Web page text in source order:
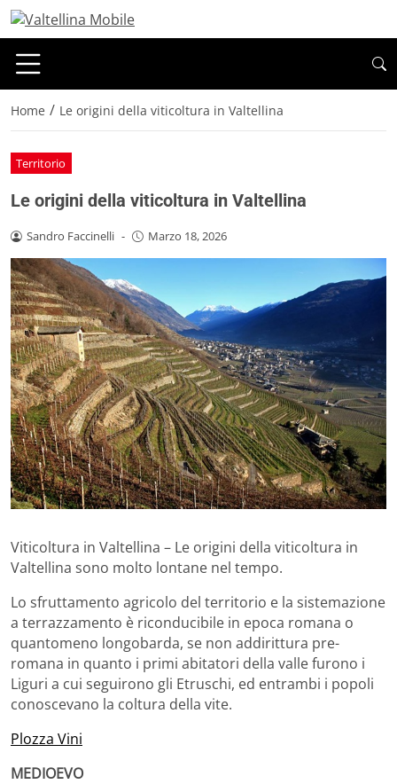
Home / Le origini della viticoltura in Valtellina
Territorio
Le origini della viticoltura in Valtellina
Sandro Faccinelli - Marzo 18, 2026
Viticoltura in Valtellina – Le origini della viticoltura in
Valtellina sono molto lontane nel tempo.
Lo sfruttamento agricolo del territorio e la sistemazione
a terrazzamento è riconducibile in epoca romana o
quantomeno longobarda, se non addirittura pre-
romana in quanto i primi abitatori della valle furono i
Liguri a cui seguirono gli Etruschi, ed entrambi i popoli
conoscevano la coltura della vite.
Plozza Vini
MEDIOEVO